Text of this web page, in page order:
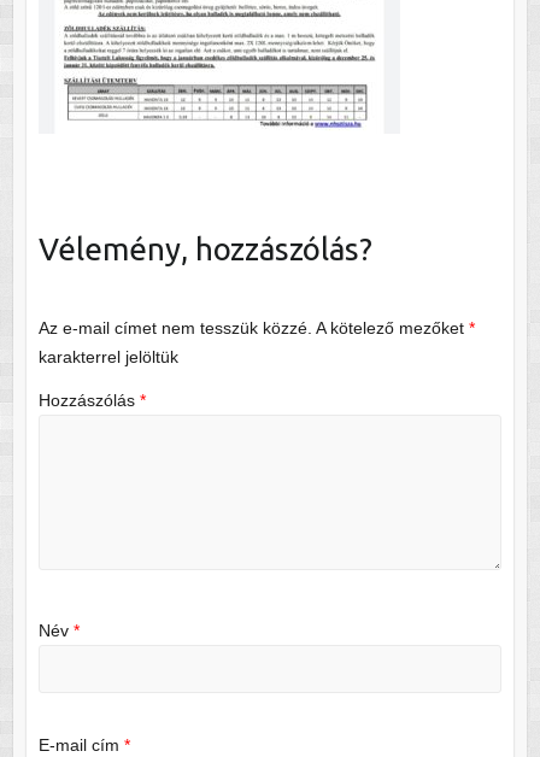
Vélemény, hozzászólás?
Az e-mail címet nem tesszük közzé. A kötelező mezőket *
karakterrel jelöltük
Hozzászólás *
Név *
E-mail cím *